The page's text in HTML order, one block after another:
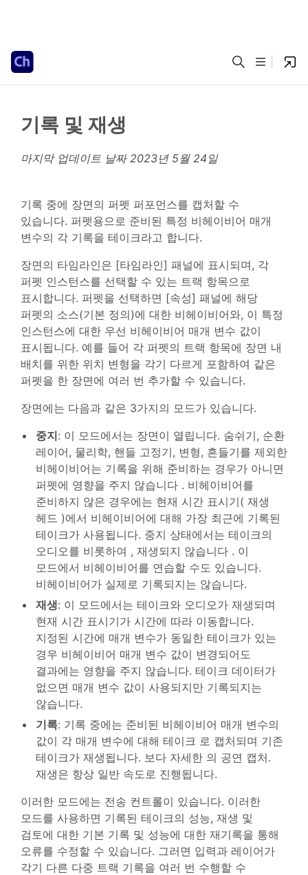
기록 및 재생
마지막 업데이트 날짜 2023년 5월 24일
기록 중에 장면의 퍼펫 퍼포먼스를 캡처할 수
있습니다. 퍼펫용으로 준비된 특정 비헤이비어 매개
변수의 각 기록을 테이크라고 합니다.
장면의 타임라인은 [타임라인] 패널에 표시되며, 각
퍼펫 인스턴스를 선택할 수 있는 트랙 항목으로
표시합니다. 퍼펫을 선택하면 [속성] 패널에 해당
퍼펫의 소스(기본 정의)에 대한 비헤이비어와, 이 특정
인스턴스에 대한 우선 비헤이비어 매개 변수 값이
표시됩니다. 예를 들어 각 퍼펫의 트랙 항목에 장면 내
배치를 위한 위치 변형을 각기 다르게 포함하여 같은
퍼펫을 한 장면에 여러 번 추가할 수 있습니다.
장면에는 다음과 같은 3가지의 모드가 있습니다.
중지: 이 모드에서는 장면이 열립니다. 숨쉬기, 순환
레이어, 물리학, 핸들 고정기, 변형, 흔들기를 제외한
비헤이비어는 기록을 위해 준비하는 경우가 아니면
퍼펫에 영향을 주지 않습니다 . 비헤이비어를
준비하지 않은 경우에는 현재 시간 표시기( 재생
헤드 )에서 비헤이비어에 대해 가장 최근에 기록된
테이크가 사용됩니다. 중지 상태에서는 테이크의
오디오를 비롯하여 , 재생되지 않습니다 . 이
모드에서 비헤이비어를 연습할 수도 있습니다.
비헤이비어가 실제로 기록되지는 않습니다.
재생: 이 모드에서는 테이크와 오디오가 재생되며
현재 시간 표시기가 시간에 따라 이동합니다.
지정된 시간에 매개 변수가 동일한 테이크가 있는
경우 비헤이비어 매개 변수 값이 변경되어도
결과에는 영향을 주지 않습니다. 테이크 데이터가
없으면 매개 변수 값이 사용되지만 기록되지는
않습니다.
기록: 기록 중에는 준비된 비헤이비어 매개 변수의
값이 각 매개 변수에 대해 테이크 로 캡처되며 기존
테이크가 재생됩니다. 보다 자세한 의 공연 캡처.
재생은 항상 일반 속도로 진행됩니다.
이러한 모드에는 전송 컨트롤이 있습니다. 이러한
모드를 사용하면 기록된 테이크의 성능, 재생 및
검토에 대한 기본 기록 및 성능에 대한 재기록을 통해
오류를 수정할 수 있습니다. 그러면 입력과 레이어가
각기 다른 다중 트랙 기록을 여러 번 수행할 수